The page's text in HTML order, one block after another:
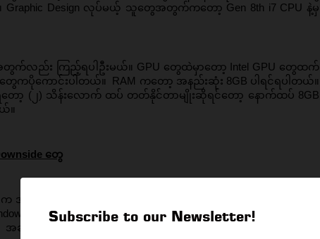
Subscribe to our Newsletter!
Graphic Design လုပ်မယ့် သူတွေအတွက်ကတော့ Gen 8th i7 CPU နဲ့မှ
က်လည်း ကြည့်ရပါဦးမယ်။ GPU တွေထဲမှာတော့ Intel GPU တွေထက်
တွေကပိုကောင်းပါတယ်။  RAM ကတော့ အနည်းဆုံး 8GB ပါရင်ရပါတယ်။
တော့ (၂) သိန်းလောက် ထပ် တတ်နိုင်တာမျိုးဆိုရင်တော့ နောက်ထပ် 8GB
။
တွေ
အရင် ၅ နှစ် ၆ နှစ်တုန်းက ထွက်ထားတဲ့ Processor တွေပဲ ရမှာပါ။ 8th
11 ကို သုံးလို့ရတာကြောင့် တချို့ Software တွေသွင်းလို့ မရတာမျိုး
ဆင်ပြေတဲ့ Software Version တွေကို Website တွေမှာလိုက်ရှာပြီး သုံး